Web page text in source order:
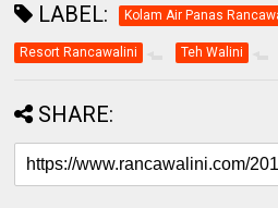
LABEL: Kolam Air Panas
Resort Rancawalini Teh Walini
SHARE: